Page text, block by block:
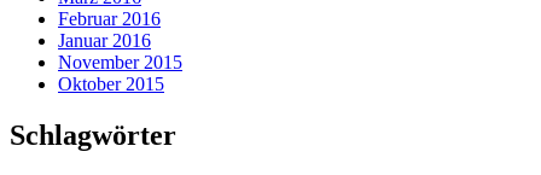
Februar 2016
Januar 2016
November 2015
Oktober 2015
Schlagwörter